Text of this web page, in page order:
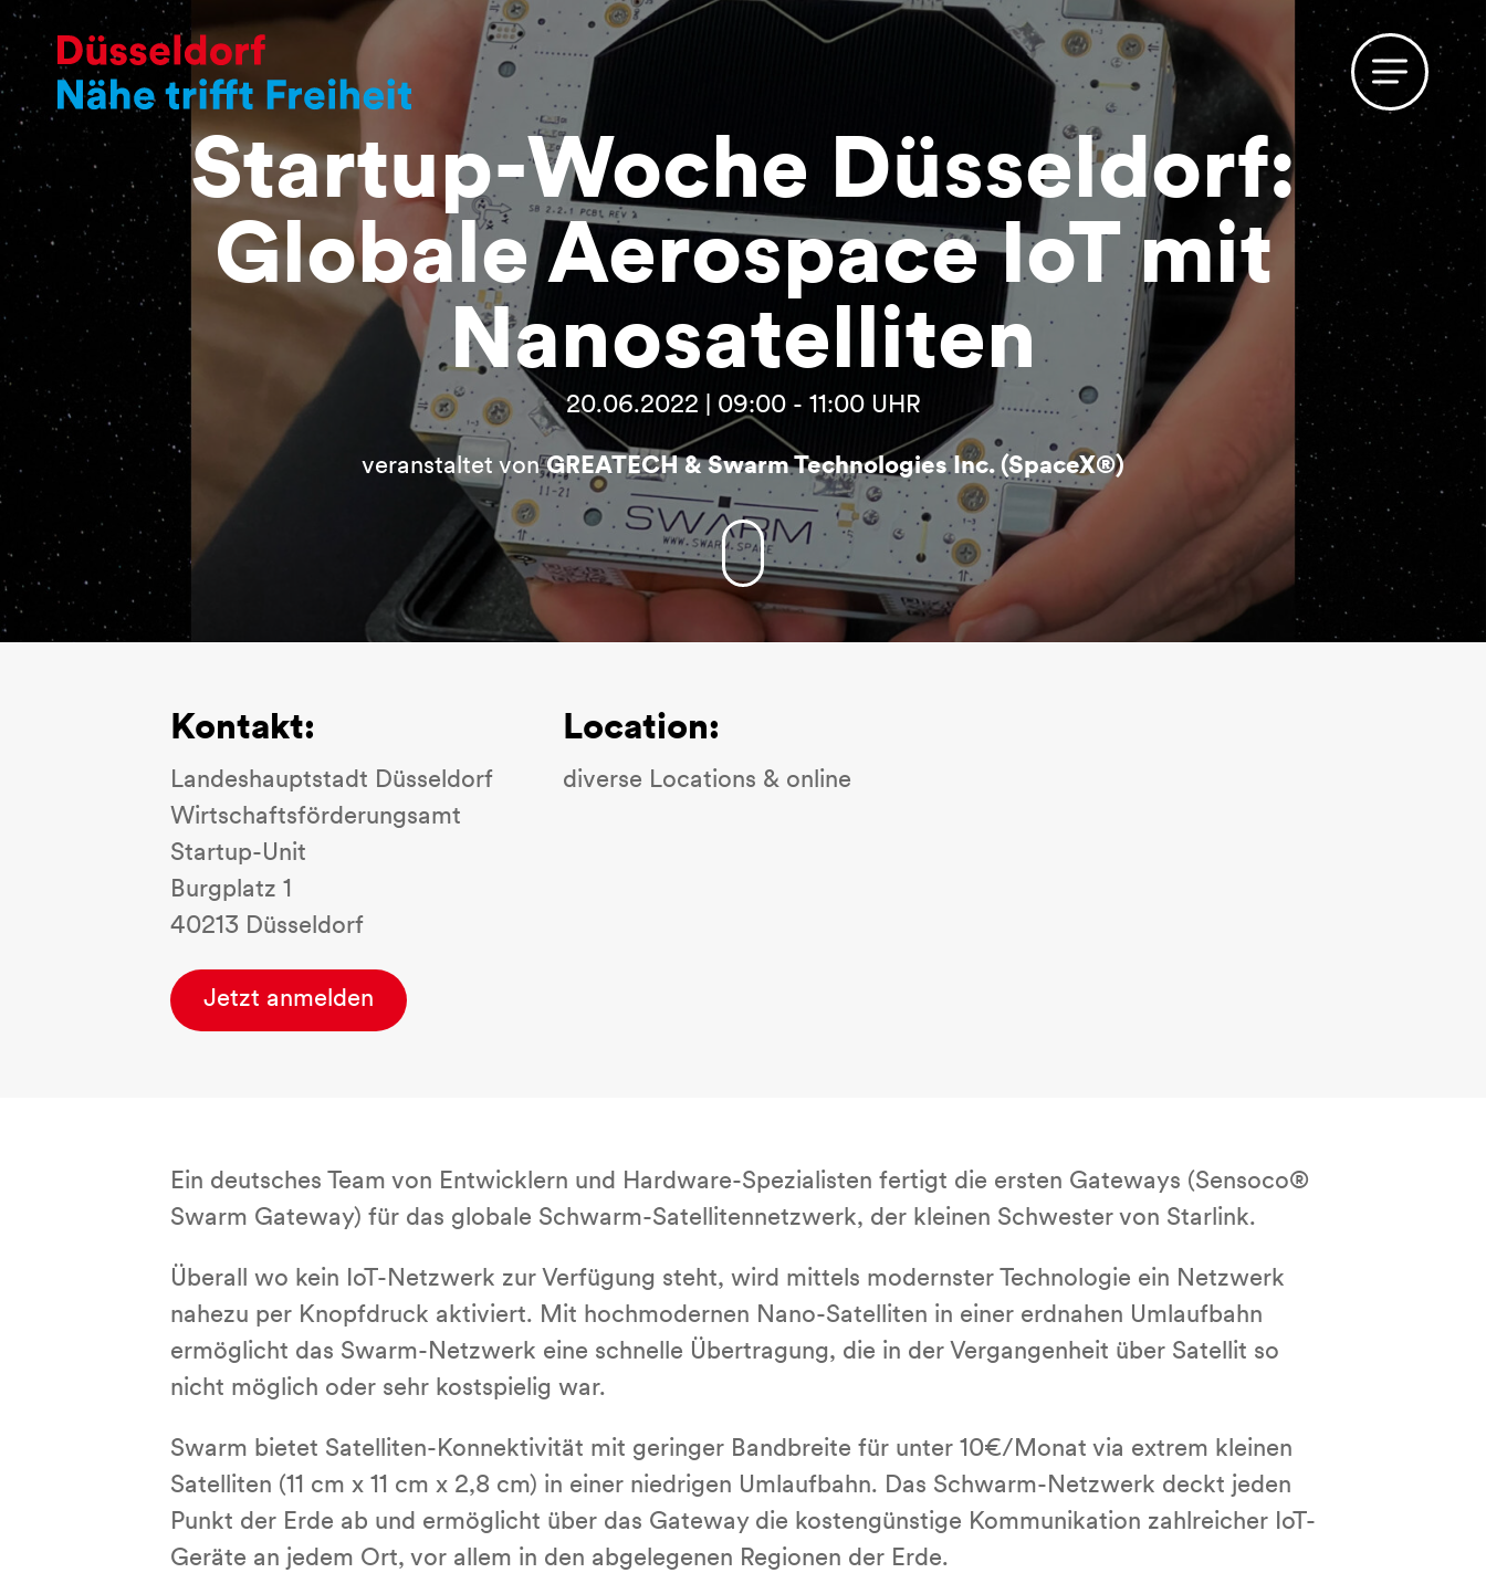
Startup-Woche Düsseldorf:
Globale Aerospace IoT mit
Nanosatelliten
20.06.2022 | 09:00 - 11:00 UHR
veranstaltet vonGREATECH & Swarm Technologies Inc. (SpaceX®)
Kontakt:
Landeshauptstadt Düsseldorf
Wirtschaftsförderungsamt
Startup-Unit
Burgplatz 1
40213 Düsseldorf
Location:
diverse Locations & online
Jetzt anmelden
Ein deutsches Team von Ent­wick­lern und Hard­ware-Spe­zia­lis­ten fertigt die ersten Gateways (Sensoco®
Swarm Gateway) für das globale Schwarm-Sat­el­li­ten­netz­werk, der kleinen Schwester von Starlink.
Überall wo kein IoT-Netzwerk zur Verfügung steht, wird mittels modernster Tech­no­lo­gie ein Netzwerk
nahezu per Knopfdruck aktiviert. Mit hoch­mo­der­nen Nano-Sa­tel­li­ten in einer erdnahen Umlaufbahn
ermöglicht das Swarm-Netzwerk eine schnelle Über­tra­gung, die in der Ver­gan­gen­heit über Satellit so
nicht möglich oder sehr kost­spie­lig war.
Swarm bietet Sa­tel­li­ten-Kon­nek­ti­vi­tät mit geringer Bandbreite für unter 10€/Monat via extrem kleinen
Satelliten (11 cm x 11 cm x 2,8 cm) in einer niedrigen Umlaufbahn. Das Schwarm-Netzwerk deckt jeden
Punkt der Erde ab und ermöglicht über das Gateway die kos­ten­güns­ti­ge Kom­mu­ni­ka­ti­on zahl­rei­cher IoT-
Geräte an jedem Ort, vor allem in den ab­ge­le­ge­nen Regionen der Erde.